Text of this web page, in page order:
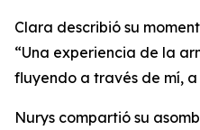
Clara describió su
“Una experiencia de la
fluyendo a través de mí, a
Nurys compartió su